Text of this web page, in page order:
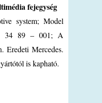
fejegység
system; Model
34 89 – 001; A
Eredeti Mercedes.
is kapható.